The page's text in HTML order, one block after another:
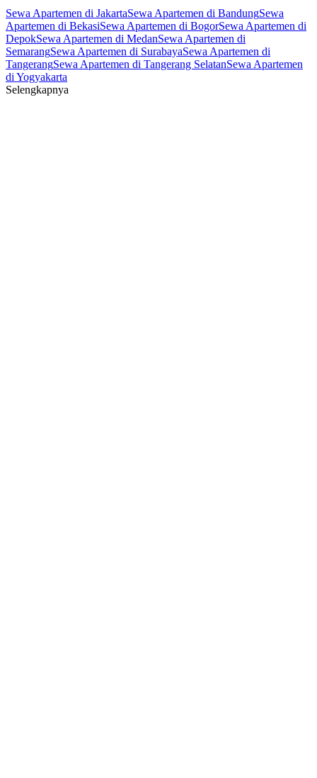
Sewa Apartemen di JakartaSewa Apartemen di BandungSewa
Apartemen di BekasiSewa Apartemen di BogorSewa Apartemen di
DepokSewa Apartemen di MedanSewa Apartemen di
SemarangSewa Apartemen di SurabayaSewa Apartemen di
TangerangSewa Apartemen di Tangerang SelatanSewa Apartemen
di Yogyakarta
Selengkapnya